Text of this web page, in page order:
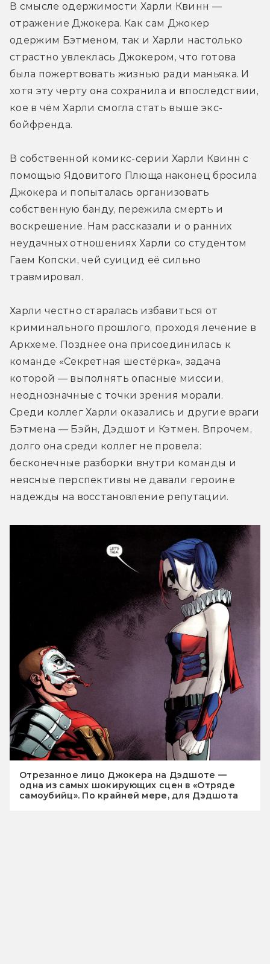
В смысле одержимости Харли Квинн —
отражение Джокера. Как сам Джокер
одержим Бэтменом, так и Харли настолько
страстно увлеклась Джокером, что готова
была пожертвовать жизнью ради маньяка. И
хотя эту черту она сохранила и впоследствии,
кое в чём Харли смогла стать выше экс-
бойфренда.
В собственной комикс-серии Харли Квинн с
помощью Ядовитого Плюща наконец бросила
Джокера и попыталась организовать
собственную банду, пережила смерть и
воскрешение. Нам рассказали и о ранних
неудачных отношениях Харли со студентом
Гаем Копски, чей суицид её сильно
травмировал.
Харли честно старалась избавиться от
криминального прошлого, проходя лечение в
Аркхеме. Позднее она присоединилась к
команде «Секретная шестёрка», задача
которой — выполнять опасные миссии,
неоднозначные с точки зрения морали.
Среди коллег Харли оказались и другие враги
Бэтмена — Бэйн, Дэдшот и Кэтмен. Впрочем,
долго она среди коллег не провела:
бесконечные разборки внутри команды и
неясные перспективы не давали героине
надежды на восстановление репутации.
Отрезанное лицо Джокера на Дэдшоте —
одна из самых шокирующих сцен в «Отряде
самоубийц». По крайней мере, для Дэдшота